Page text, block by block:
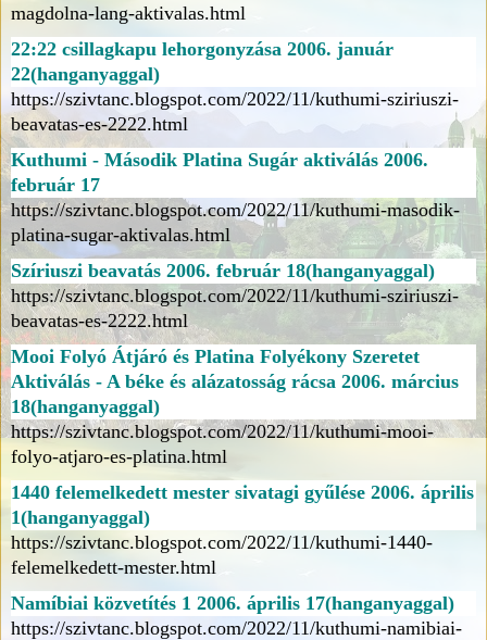
magdolna-lang-aktivalas.html
22:22 csillagkapu lehorgonyzása 2006. január
22(hanganyaggal)
https://szivtanc.blogspot.com/2022/11/kuthumi-sziriuszi-
beavatas-es-2222.html
Kuthumi - Második Platina Sugár aktiválás 2006.
február 17
https://szivtanc.blogspot.com/2022/11/kuthumi-masodik-
platina-sugar-aktivalas.html
Szíriuszi beavatás 2006. február 18(hanganyaggal)
https://szivtanc.blogspot.com/2022/11/kuthumi-sziriuszi-
beavatas-es-2222.html
Mooi Folyó Átjáró és Platina Folyékony Szeretet
Aktiválás - A béke és alázatosság rácsa 2006. március
18(hanganyaggal)
https://szivtanc.blogspot.com/2022/11/kuthumi-mooi-
folyo-atjaro-es-platina.html
1440 felemelkedett mester sivatagi gyűlése 2006. április
1(hanganyaggal)
https://szivtanc.blogspot.com/2022/11/kuthumi-1440-
felemelkedett-mester.html
Namíbiai közvetítés 1 2006. április 17(hanganyaggal)
https://szivtanc.blogspot.com/2022/11/kuthumi-namibiai-